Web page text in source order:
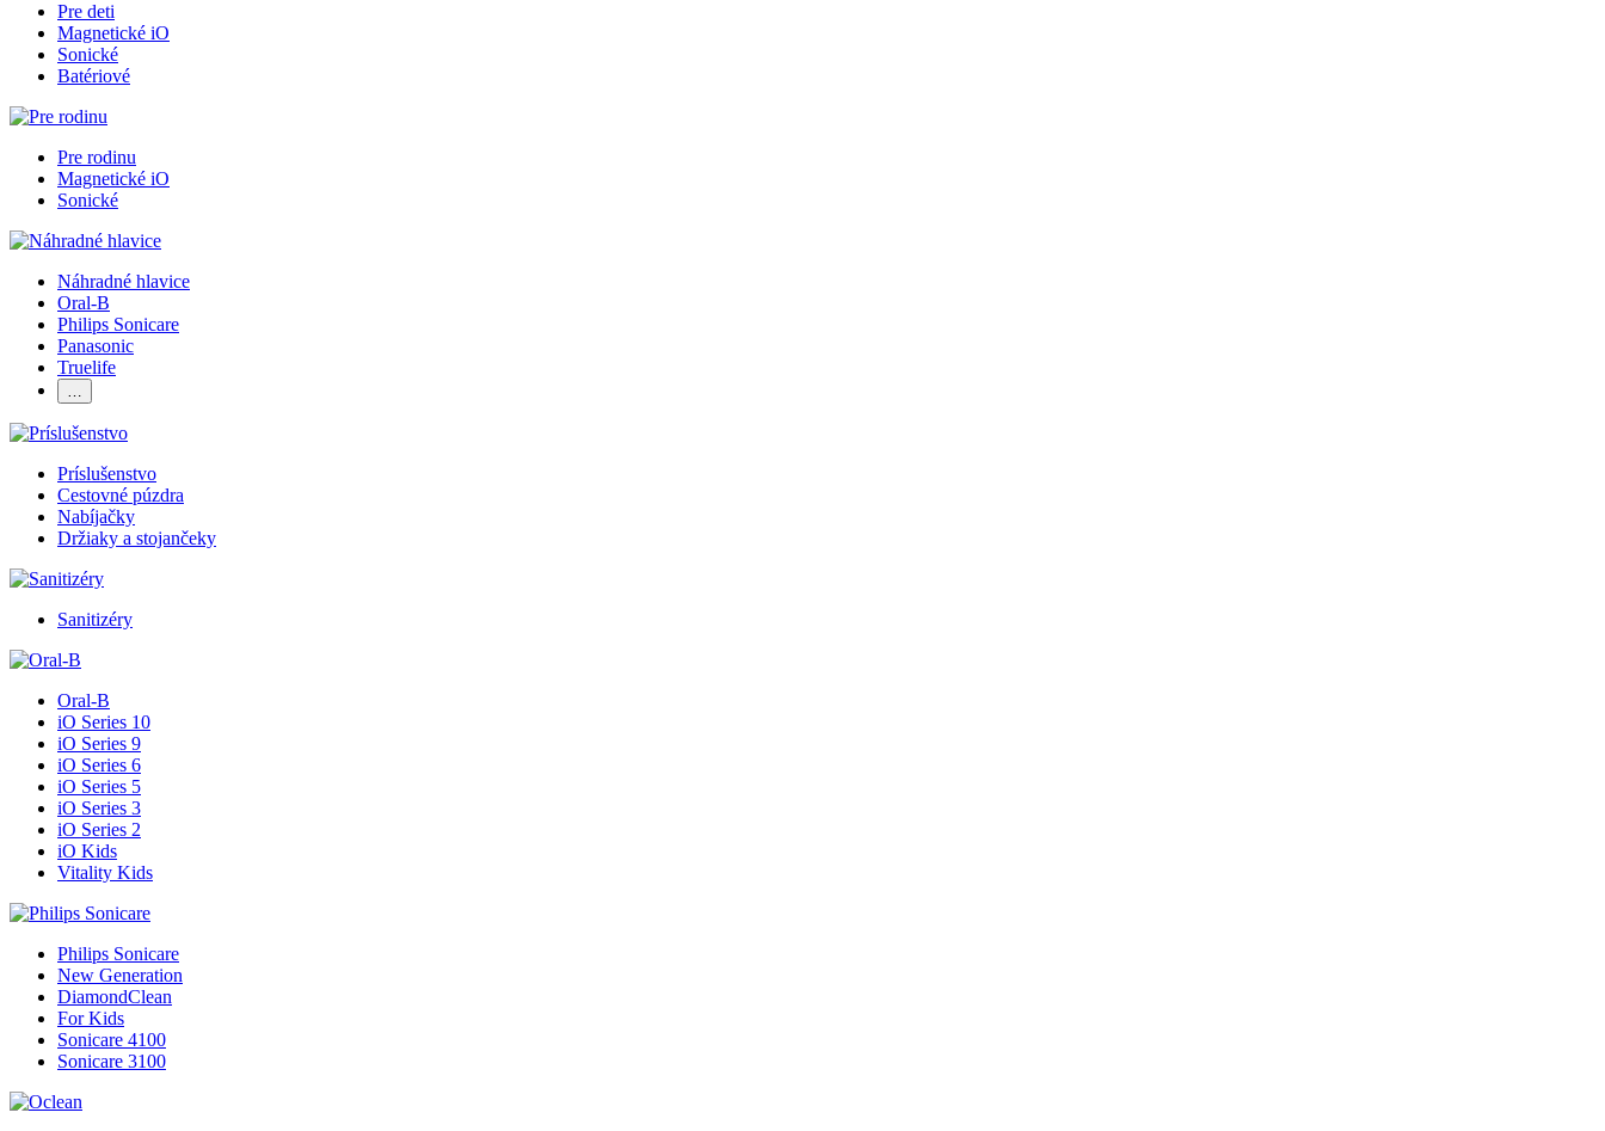
Pre deti
Magnetické iO
Sonické
Batériové
Pre rodinu
Magnetické iO
Sonické
Náhradné hlavice
Oral-B
Philips Sonicare
Panasonic
Truelife
…
Príslušenstvo
Cestovné púzdra
Nabíjačky
Držiaky a stojančeky
Sanitizéry
Oral-B
iO Series 10
iO Series 9
iO Series 6
iO Series 5
iO Series 3
iO Series 2
iO Kids
Vitality Kids
Philips Sonicare
New Generation
DiamondClean
For Kids
Sonicare 4100
Sonicare 3100